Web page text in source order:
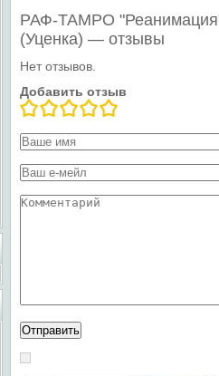
РАФ-ТАМРО
(Уценка) — отзывы
Нет отзывов.
Добавить отзыв